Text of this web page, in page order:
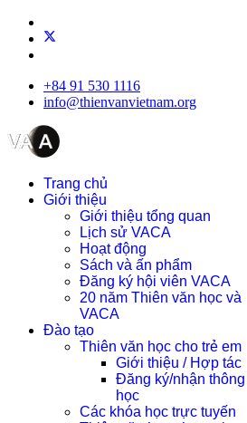
+84 91 530 1116
info@thienvanvietnam.org
Trang chủ
Giới thiệu
Giới thiệu tổng quan
Lịch sử VACA
Hoạt động
Sách và ấn phẩm
Đăng ký hội viên VACA
20 năm Thiên văn học và
VACA
Đào tạo
Thiên văn học cho trẻ em
Giới thiệu / Hợp tác
Đăng ký/nhận
học
Các khóa học trực tuyến